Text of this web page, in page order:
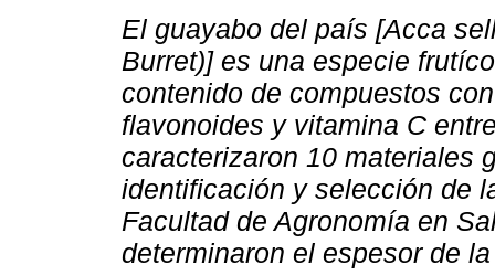
El guayabo del país [Acca
Burret)] es una especie
contenido de compuestos
flavonoides y vitamina C
caracterizaron 10 materiales
identificación y selección de
Facultad de Agronomía en
determinaron el espesor de